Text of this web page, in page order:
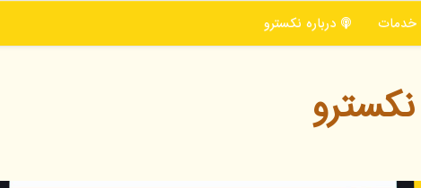
خدمات درباره نكسترو
نكسترو